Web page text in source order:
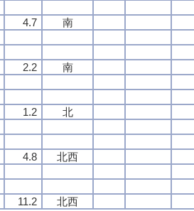
4.7 南
2.2 南
1.2 北
4.8 北西
11.2 北西